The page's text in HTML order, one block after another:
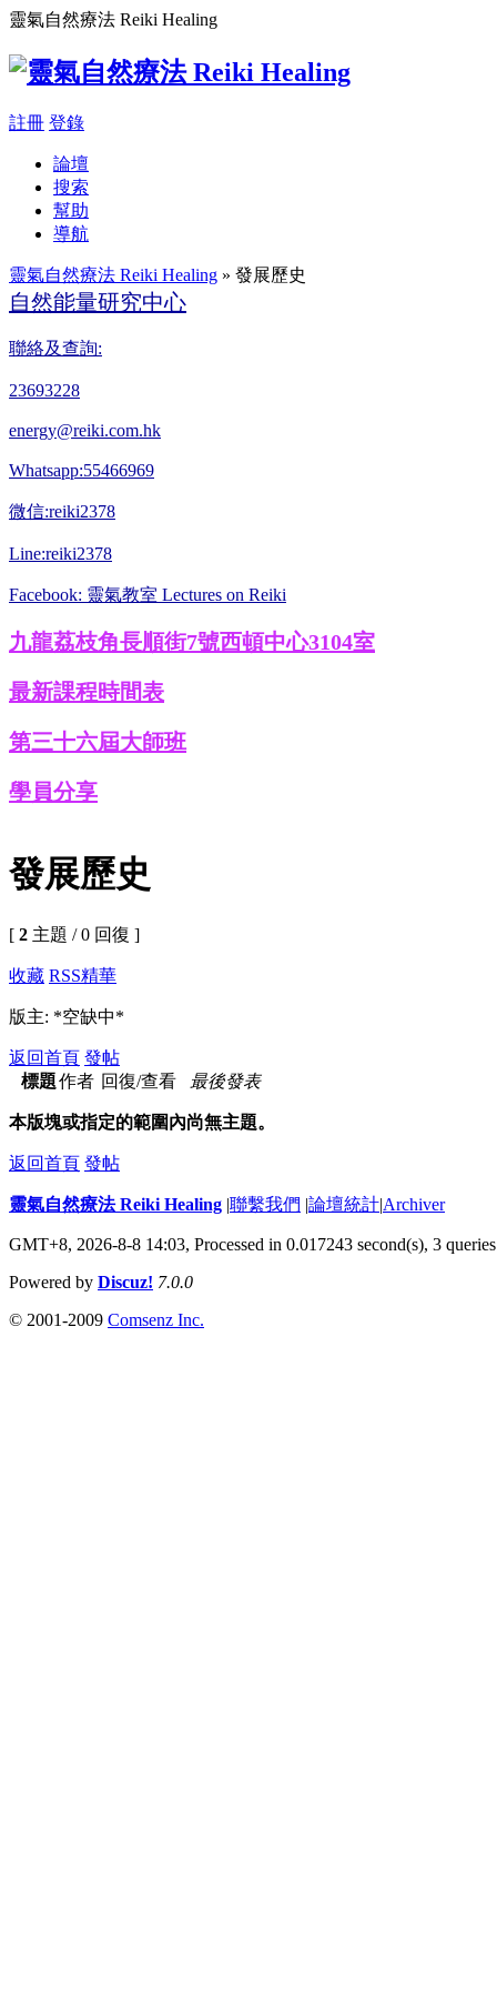
靈氣自然療法 Reiki Healing
註冊 登錄
論壇
搜索
幫助
導航
靈氣自然療法 Reiki Healing » 發展歷史
自然能量研究中心
聯絡及查詢:
23693228
energy@reiki.com.hk
Whatsapp:55466969
微信:reiki2378
Line:reiki2378
Facebook: 靈氣教室 Lectures on Reiki
九龍荔枝角長順街7號西頓中心3104室
最新課程時間表
第三十六屆大師班
學員分享
發展歷史
[ 2 主題 / 0 回復 ]
收藏 RSS精華
版主: *空缺中*
返回首頁 發帖
標題作者 回復/查看 最後發表
本版塊或指定的範圍內尚無主題。
返回首頁 發帖
靈氣自然療法 Reiki Healing |聯繫我們 |論壇統計|Archiver
GMT+8, 2026-8-8 14:03, Processed in 0.017243 second(s), 3 queries
Powered by Discuz! 7.0.0
© 2001-2009 Comsenz Inc.